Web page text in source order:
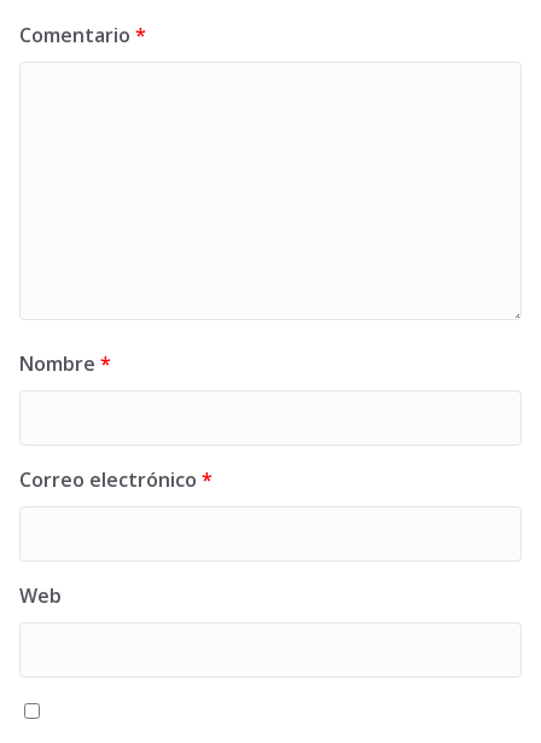
Comentario *
Nombre *
Correo electrónico *
Web